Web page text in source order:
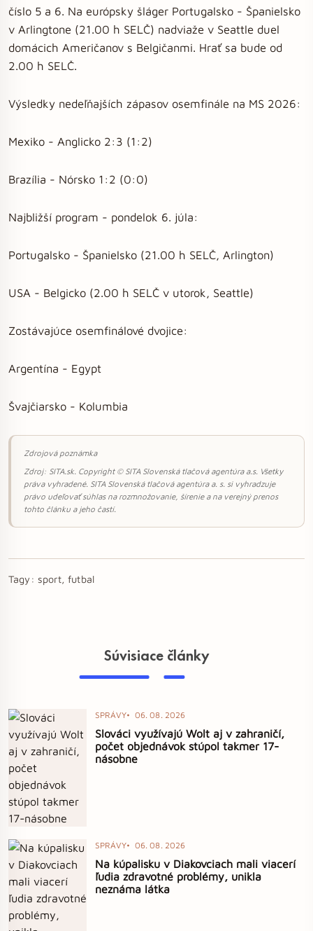
číslo 5 a 6. Na európsky šláger Portugalsko - Španielsko
v Arlingtone (21.00 h SELČ) nadviaže v Seattle duel
domácich Američanov s Belgičanmi. Hrať sa bude od
2.00 h SELČ.
Výsledky nedeľňajších zápasov osemfinále na MS 2026:
Mexiko - Anglicko 2:3 (1:2)
Brazília - Nórsko 1:2 (0:0)
Najbližší program - pondelok 6. júla:
Portugalsko - Španielsko (21.00 h SELČ, Arlington)
USA - Belgicko (2.00 h SELČ v utorok, Seattle)
Zostávajúce osemfinálové dvojice:
Argentína - Egypt
Švajčiarsko - Kolumbia
Zdrojová poznámka
Zdroj: SITA.sk. Copyright © SITA Slovenská tlačová agentúra a.s. Všetky
práva vyhradené. SITA Slovenská tlačová agentúra a. s. si vyhradzuje
právo udeľovať súhlas na rozmnožovanie, šírenie a na verejný prenos
tohto článku a jeho častí.
Tagy: sport, futbal
Súvisiace články
SPRÁVY 06. 08. 2026
Slováci využívajú Wolt aj v zahraničí,
počet objednávok stúpol takmer 17-
násobne
SPRÁVY 06. 08. 2026
Na kúpalisku v Diakovciach mali viacerí
ľudia zdravotné problémy, unikla
neznáma látka